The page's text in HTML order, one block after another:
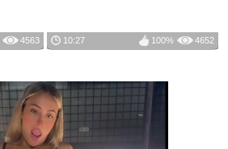
4563 10:27 4652
100%